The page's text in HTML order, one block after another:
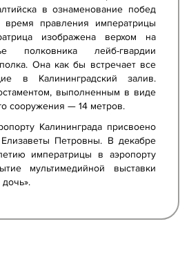
в ознаменование побед
время правления императрицы
изображена верхом на
лейб-гвардии
Она как бы встречает все
в Калининградский залив.
выполненным в виде
сооружения — 14 метров.
Калининграда присвоено
Петровны. В декабре
императрицы в аэропорту
мультимедийной выставки